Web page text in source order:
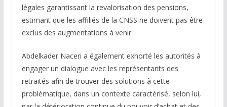
légales garantissant la revalorisation des pensions,
estimant que les affiliés de la CNSS ne doivent pas être
exclus des augmentations à venir.
Abdelkader Naceri a également exhorté les autorités à
engager un dialogue avec les représentants des
retraités afin de trouver des solutions à cette
problématique, dans un contexte caractérisé, selon lui,